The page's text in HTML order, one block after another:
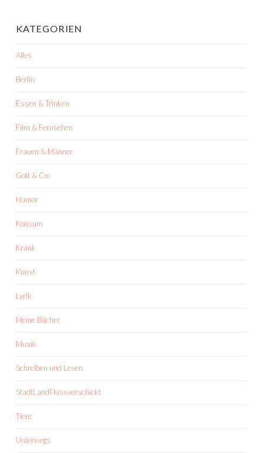
KATEGORIEN
Alles
Berlin
Essen & Trinken
Film & Fernsehen
Frauen & Männer
Gott & Co.
Humor
Konsum
Krank
Kunst
Lyrik
Meine Bücher
Musik
Schreiben und Lesen
StadtLandFlussverschickt
Tiere
Unterwegs